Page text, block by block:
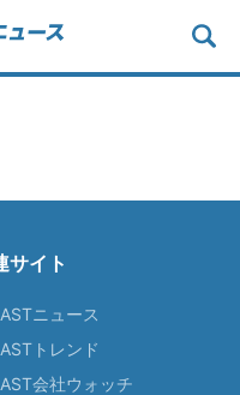
サイト
ニュース
トレンド
会社ウォッチ